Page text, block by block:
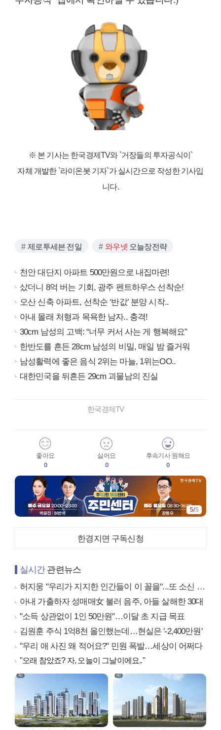
※ 본 기사는 한국경제TV와 `거장들의 투자공식이`
자체 개발한 `라이온봇 기자`가 실시간으로 작성한 기사입
니다.
제로투세븐 전일 와우넷 오늘장전략
천안 대단지 아파트 500만원으로 내집마련!
샀더니 8억 버는 기회, 광주 펜트하우스 선착순!
오산 신축 아파트, 선착순 ‘반값’ 분양 시작..
아내 몰래 처형과 목욕한 남자.. 충격!
30cm 남성의 고백: “너무 커서 사는 게 행복해요”
한반도를 흔든 28cm 남성의 비밀, 매일 밤 즐거워
남성활력에 좋은 음식 2위는 마늘, 1위는OO..
대한민국을 뒤흔든 29cm 괴물남의 진실
한국경제TV
좋아요
0
싫어요
0
후속기사 원해요
0
5/5
한경지면 구독신청
실시간관련뉴스
허지웅 "우리가 지지한 인간들이 이 꼴을"...또 소신 발언
아내 가출하자 성매매女 불러 음주, 아들 살해한 30대
"소득 상관없이 1인 50만원"…이달 초 지급 목표
김원훈 주식 1억8천 올인했는데…현실은 '-2,400만원'
"우리 애 사진 왜 적어요?" 민원 폭발…세상이 어쩌다
"오래 참았죠? 자, 오늘이 그날이에요.."